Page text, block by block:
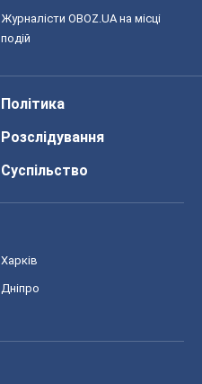
Журналісти OBOZ.UA на місці
подій
Політика
Розслідування
Суспільство
Харків
Дніпро